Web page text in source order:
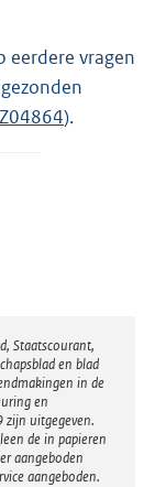
eerdere vragen
).
Staatscourant,
en blad
in de
en
zijn uitgegeven.
de in papieren
aangeboden
aangeboden.